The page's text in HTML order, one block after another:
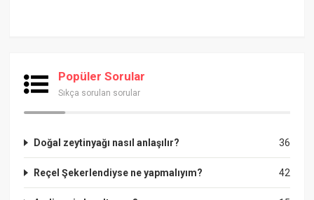
Popüler Sorular
Sıkça sorulan sorular
36
Doğal zeytinyağı nasıl anlaşılır?
42
Reçel Şekerlendiyse ne yapmalıyım?